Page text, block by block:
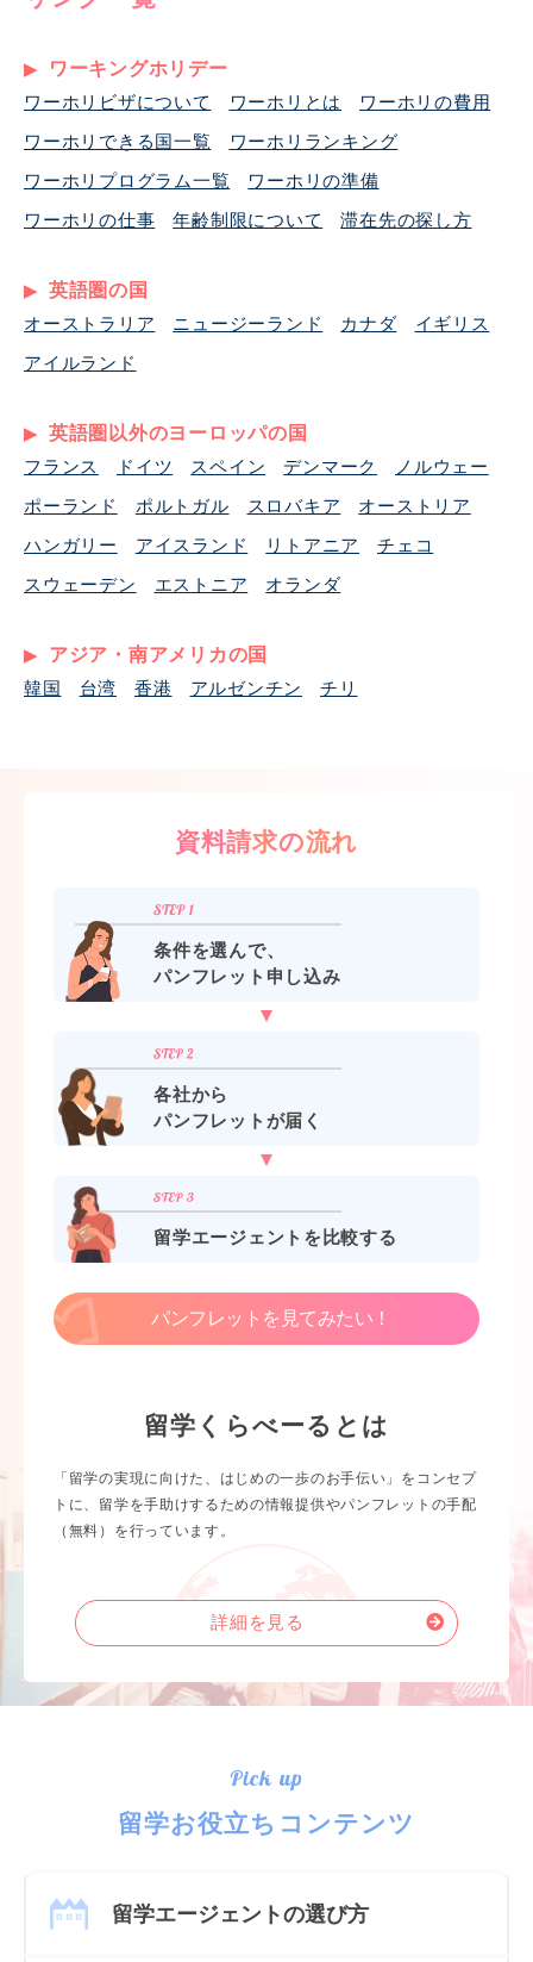
ワーキングホリデー
ワーホリビザについて ワーホリとは
ワーホリの費用
ワーホリできる国一覧
ワーホリランキング
ワーホリプログラム一覧
ワーホリの準備
ワーホリの仕事
年齢制限について 滞在先の探し方
英語圏の国
オーストラリア ニュージーランド カナダ
イギリス
アイルランド
英語圏以外のヨーロッパの国
フランス ドイツ スペイン デンマーク
ノルウェー
ポーランド
ポルトガル スロバキア
オーストリア
ハンガリー
アイスランド リトアニア
チェコ
スウェーデン
エストニア オランダ
アジア・南アメリカの国
韓国 台湾 香港 アルゼンチン チリ
資料請求の流れ
条件を選んで、
パンフレット申し込み
各社から
パンフレットが届く
留学エージェントを比較する
パンフレットを見てみたい！
留学くらべーるとは
「留学の実現に向けた、はじめの一歩のお手伝い」をコンセプ
トに、留学を手助けするための情報提供やパンフレットの手配
（無料）を行っています。
詳細を見る
Pick up
留学お役立ちコンテンツ
留学エージェントの選び方